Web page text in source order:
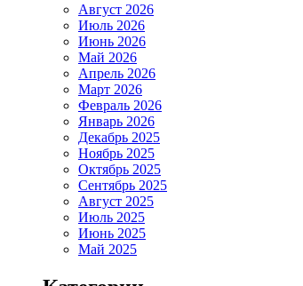
Август 2026
Июль 2026
Июнь 2026
Май 2026
Апрель 2026
Март 2026
Февраль 2026
Январь 2026
Декабрь 2025
Ноябрь 2025
Октябрь 2025
Сентябрь 2025
Август 2025
Июль 2025
Июнь 2025
Май 2025